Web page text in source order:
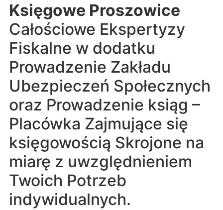
Księgowe Proszowice
Całościowe Ekspertyzy
Fiskalne w dodatku
Prowadzenie Zakładu
Ubezpieczeń Społecznych
oraz Prowadzenie ksiąg –
Placówka Zajmujące się
księgowością Skrojone na
miarę z uwzględnieniem
Twoich Potrzeb
indywidualnych.